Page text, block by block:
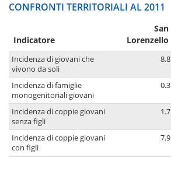
CONFRONTI TERRITORIALI AL 2011
Indicatore
San
Lorenzello
Incidenza di giovani che
vivono da soli
8.8
Incidenza di famiglie
monogenitoriali giovani
0.3
Incidenza di coppie giovani
senza figli
1.7
Incidenza di coppie giovani
con figli
7.9